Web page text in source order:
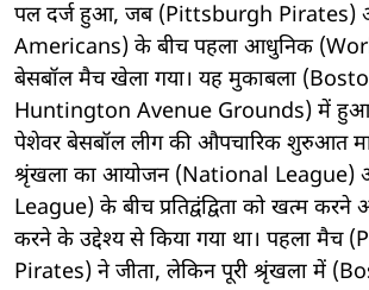
पल दर्ज हुआ, जब (Pittsburgh Pirates)
Americans) के बीच पहला आधुनिक
बेसबॉल मैच खेला गया। यह मुकाबला
Huntington Avenue Grounds) में
पेशेवर बेसबॉल लीग की औपचारिक शुरुआत
श्रृंखला का आयोजन (National League)
League) के बीच प्रतिद्वंद्विता को खत्म
करने के उद्देश्य से किया गया था। पहला मैच
Pirates) ने जीता, लेकिन पूरी श्रृंखला में